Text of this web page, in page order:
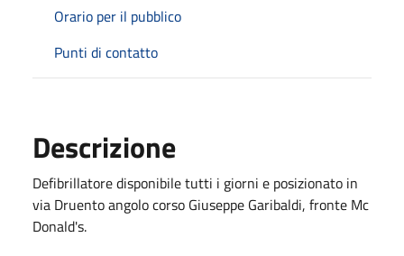
Orario per il pubblico
Punti di contatto
Descrizione
Defibrillatore disponibile tutti i giorni e posizionato in
via Druento angolo corso Giuseppe Garibaldi, fronte Mc
Donald's.